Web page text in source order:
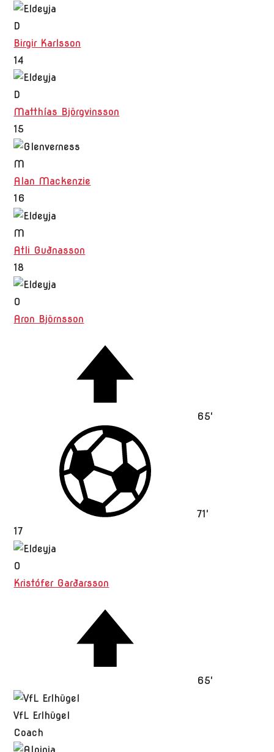
D
Birgir Karlsson
14
D
Matthías Björgvinsson
15
M
Alan Mackenzie
16
M
Atli Guðnasson
18
O
Aron Björnsson
65'
71'
17
O
Kristófer Garðarsson
65'
VfL Erlhügel
Coach